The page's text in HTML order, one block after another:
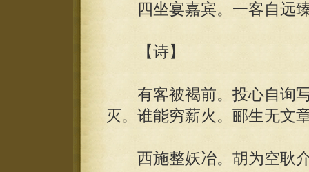
四坐宴嘉宾。一客自远臻
【诗】
有客被褐前。投心自询写
灭。谁能穷薪火。郦生无文
西施整妖冶。胡为空耿介